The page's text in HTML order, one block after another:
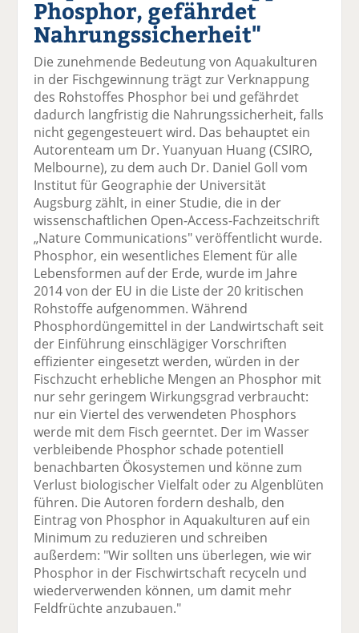
el
a
uf
F
ac
e
b
o
o
k
te
il
e
n
el
tt
er
n
Li
n
k
e
di
n
te
e
n
E
m
ai
l
v
er
se
e
n
ck
e
Phosphor, gefährdet
Nahrungssicherheit"
Die zunehmende Bedeutung von Aquakulturen
in der Fischgewinnung trägt zur Verknappung
des Rohstoffes Phosphor bei und gefährdet
dadurch langfristig die Nahrungssicherheit, falls
nicht gegengesteuert wird. Das behauptet ein
Autorenteam um Dr. Yuanyuan Huang (CSIRO,
Melbourne), zu dem auch Dr. Daniel Goll vom
Institut für Geographie der Universität
Augsburg zählt, in einer Studie, die in der
wissenschaftlichen Open-Access-Fachzeitschrift
„Nature Communications" veröffentlicht wurde.
Phosphor, ein wesentliches Element für alle
Lebensformen auf der Erde, wurde im Jahre
2014 von der EU in die Liste der 20 kritischen
Rohstoffe aufgenommen. Während
Phosphordüngemittel in der Landwirtschaft seit
der Einführung einschlägiger Vorschriften
effizienter eingesetzt werden, würden in der
Fischzucht erhebliche Mengen an Phosphor mit
nur sehr geringem Wirkungsgrad verbraucht:
nur ein Viertel des verwendeten Phosphors
werde mit dem Fisch geerntet. Der im Wasser
verbleibende Phosphor schade potentiell
benachbarten Ökosystemen und könne zum
Verlust biologischer Vielfalt oder zu Algenblüten
führen. Die Autoren fordern deshalb, den
Eintrag von Phosphor in Aquakulturen auf ein
Minimum zu reduzieren und schreiben
außerdem: "Wir sollten uns überlegen, wie wir
Phosphor in der Fischwirtschaft recyceln und
wiederverwenden können, um damit mehr
Feldfrüchte anzubauen."